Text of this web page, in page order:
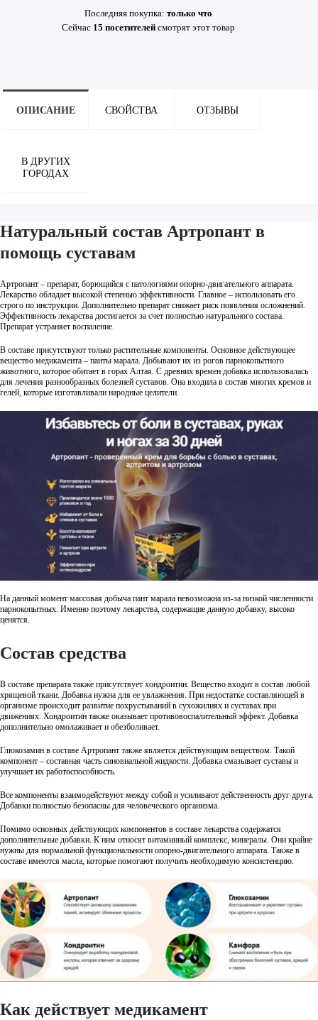
Последняя покупка: только что
Сейчас 15 посетителей смотрят этот товар
ОПИСАНИЕ СВОЙСТВА ОТЗЫВЫ
В ДРУГИХ
ГОРОДАХ
Натуральный состав Артропант в
помощь суставам
Артропант – препарат, борющийся с патологиями опорно-двигательного аппарата.
Лекарство обладает высокой степенью эффективности. Главное – использовать его
строго по инструкции. Дополнительно препарат снижает риск появления осложнений.
Эффективность лекарства достигается за счет полностью натурального состава.
Препарат устраняет воспаление.
В составе присутствуют только растительные компоненты. Основное действующее
вещество медикамента – панты марала. Добывают их из рогов парнокопытного
животного, которое обитает в горах Алтая. С древних времен добавка использовалась
для лечения разнообразных болезней суставов. Она входила в состав многих кремов и
гелей, которые изготавливали народные целители.
На данный момент массовая добыча пант марала невозможна из-за низкой численности
парнокопытных. Именно поэтому лекарства, содержащие данную добавку, высоко
ценятся.
Состав средства
В составе препарата также присутствует хондроитин. Вещество входит в состав любой
хрящевой ткани. Добавка нужна для ее увлажнения. При недостатке составляющей в
организме происходит развитие похрустываний в сухожилиях и суставах при
движениях. Хондроитин также оказывает противовоспалительный эффект. Добавка
дополнительно омолаживает и обезболивает.
Глюкозамин в составе Артропант также является действующим веществом. Такой
компонент – составная часть синовиальной жидкости. Добавка смазывает суставы и
улучшает их работоспособность.
Все компоненты взаимодействуют между собой и усиливают действенность друг друга.
Добавки полностью безопасны для человеческого организма.
Помимо основных действующих компонентов в составе лекарства содержатся
дополнительные добавки. К ним относят витаминный комплекс, минералы. Они крайне
нужны для нормальной функциональности опорно-двигательного аппарата. Также в
составе имеются масла, которые помогают получить необходимую консистенцию.
Как действует медикамент